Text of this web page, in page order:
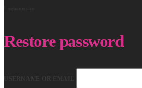
Restore password